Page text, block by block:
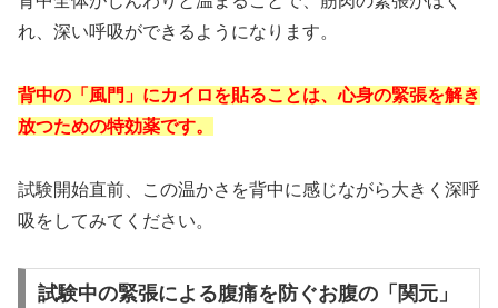
れ、深い呼吸ができるようになります。
背中の「風門」にカイロを貼ることは、心身の緊張を解き
放つための特効薬です。
試験開始直前、この温かさを背中に感じながら大きく深呼
吸をしてみてください。
試験中の緊張による腹痛を防ぐお腹の「関元」